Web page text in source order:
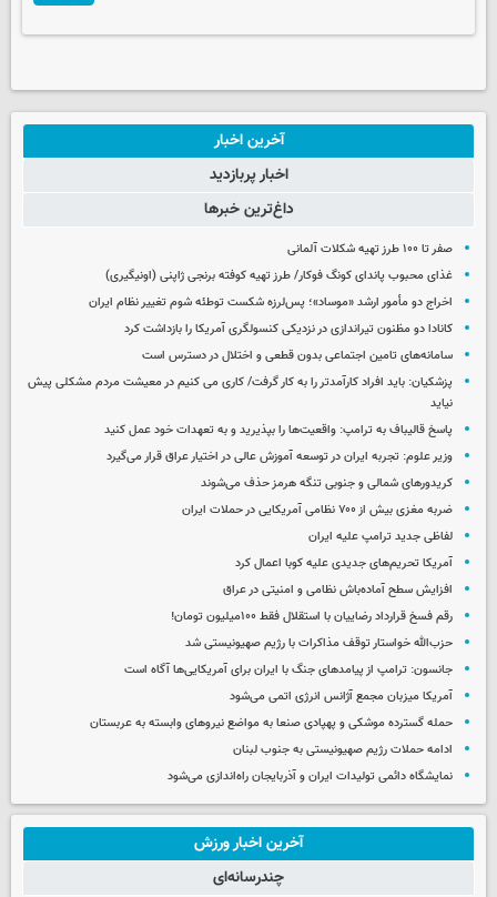
آخرین اخبار
اخبار پربازدید
داغ‌ترین خبرها
صفر تا ۱۰۰ طرز تهیه شکلات آلمانی
غذای محبوب پاندای کونگ فوکار/ طرز تهیه کوفته برنجی ژاپنی (اونیگیری)
اخراج دو مأمور ارشد «موساد»؛ پس‌لرزه شکست توطئه شوم تغییر نظام ایران
کانادا دو مظنون تیراندازی در نزدیکی کنسولگری آمریکا را بازداشت کرد
سامانه‌های تامین اجتماعی بدون قطعی و اختلال در دسترس است
پزشکیان: باید افراد کارآمدتر را به کار گرفت/ کاری می کنیم در معیشت مردم مشکلی پیش
نیاید
پاسخ قالیباف به ترامپ: واقعیت‌ها را بپذیرید و به تعهدات خود عمل کنید
وزیر علوم: تجربه ایران در توسعه آموزش عالی در اختیار عراق قرار می‌گیرد
کریدورهای شمالی و جنوبی تنگه هرمز حذف می‌شوند
ضربه مغزی بیش از ۷۰۰ نظامی آمریکایی در حملات ایران
لفاظی جدید ترامپ علیه ایران
آمریکا تحریم‌های جدیدی علیه کوبا اعمال کرد
افزایش سطح آماده‌باش نظامی و امنیتی در عراق
رقم فسخ قرارداد رضاییان با استقلال فقط ۱۰۰میلیون تومان!
حزب‌الله خواستار توقف مذاکرات با رژیم صهیونیستی شد
جانسون: ترامپ از پیامدهای جنگ با ایران برای آمریکایی‌ها آگاه است
آمریکا میزبان مجمع آژانس انرژی اتمی می‌شود
حمله گسترده موشکی و پهپادی صنعا به مواضع نیروهای وابسته به عربستان
ادامه حملات رژیم صهیونیستی به جنوب لبنان
نمایشگاه دائمی تولیدات ایران و آذربایجان راه‌اندازی می‌شود
آخرین اخبار ورزش
چندرسانه‌ای